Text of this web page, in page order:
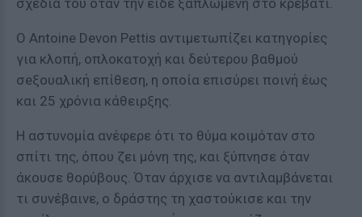
σχέδιά του όταν την είδε ξαπλωμένη στο κρεβάτι.
Ο Antoine Devon Pettis αντιμετωπίζει κατηγορίες
για κλοπή, οπλοκατοχή και δεύτερου βαθμού
σeξουαλική επίθεση, η οποία επισύρει ποινή έως
και 25 χρόνια κάθειρξης.
Η αστυνομία ανέφερε ότι το θύμα κοιμόταν στο
σπίτι της, όπου ζει μόνη της, και ξύπνησε όταν
άκουσε θορύβους. Όταν άρχισε να αντιλαμβάνεται
τι συνέβαινε, ο δράστης τη χαστούκισε και την